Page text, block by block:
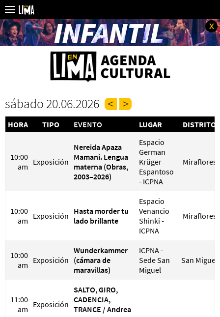
x
sábado 20.06.2026
HORA TIPO EVENTO LUGAR DISTRITO
10:00
am Exposición
Nereida Apaza
Mamani. Lengua
materna (Obras,
2003–2026)
Espacio
German
Krüger
Espantoso
- ICPNA
Miraflores
10:00
am Exposición Hasta morder tu
lado brillante
Espacio
Venancio
Shinki -
ICPNA
Miraflores
10:00
am Exposición
Wunderkammer
(cámara de
maravillas)
ICPNA -
Sede San
Miguel
San Miguel
11:00
am Exposición
SALTO, GIRO,
CADENCIA,
TRANCE / Andrea